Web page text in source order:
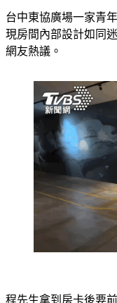
台中東協廣場一家青
現房間內部設計如同